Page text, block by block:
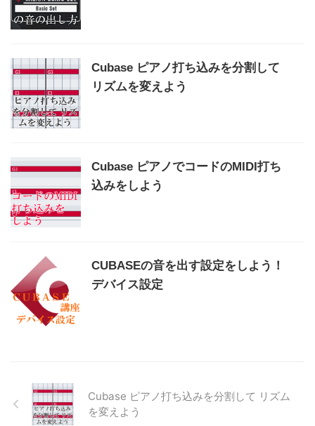
Cubase ピアノ打ち込みを分割して
リズムを変えよう
Cubase ピアノでコードのMIDI打ち
込みをしよう
CUBASEの音を出す設定をしよう！
デバイス設定
Cubase ピアノ打ち込みを分割して リズム
を変えよう